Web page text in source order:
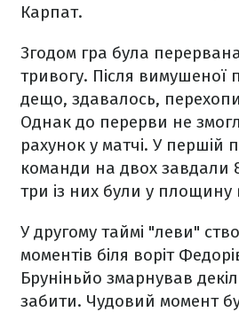
Карпат.
Згодом гра була
тривогу. Після вимушеної
дещо, здавалось,
Однак до перерви не
рахунок у матчі. У першій
команди на двох завдали
три із них були у площину
У другому таймі "леви"
моментів біля воріт
Бруніньйо змарнував
забити. Чудовий момент